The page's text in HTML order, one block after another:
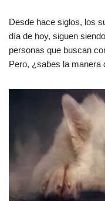
Desde hace siglos, los
día de hoy, siguen
personas que buscan
Pero, ¿sabes la manera